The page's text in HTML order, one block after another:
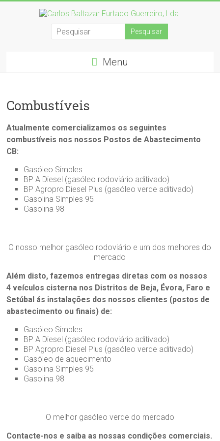
Menu
Combustíveis
Atualmente comercializamos os seguintes
combustíveis nos nossos Postos de Abastecimento
CB:
Gasóleo Simples
BP A Diesel (gasóleo rodoviário aditivado)
BP Agropro Diesel Plus (gasóleo verde aditivado)
Gasolina Simples 95
Gasolina 98
O nosso melhor gasóleo rodoviário e um dos melhores do
mercado
Além disto, fazemos entregas diretas com os nossos
4 veículos cisterna nos Distritos de Beja, Évora, Faro e
Setúbal ás instalações dos nossos clientes (postos de
abastecimento ou finais) de:
Gasóleo Simples
BP A Diesel (gasóleo rodoviário aditivado)
BP Agropro Diesel Plus (gasóleo verde aditivado)
Gasóleo de aquecimento
Gasolina Simples 95
Gasolina 98
O melhor gasóleo verde do mercado
Contacte-nos e saiba as nossas condições comerciais.